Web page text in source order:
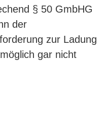
§ 50 GmbHG
der
zur Ladung
gar nicht